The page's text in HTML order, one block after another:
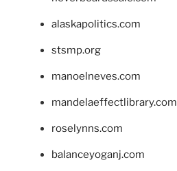
alaskapolitics.com
stsmp.org
manoelneves.com
mandelaeffectlibrary.com
roselynns.com
balanceyoganj.com